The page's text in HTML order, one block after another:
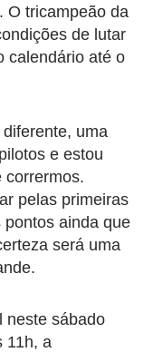
O tricampeão da
de lutar
calendário até o
uma
e estou
corrermos.
pelas primeiras
ainda que
será uma
neste sábado
11h, a